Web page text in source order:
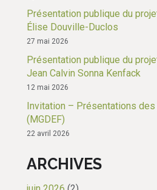
Présentation publique du
Élise Douville-Duclos
27 mai 2026
Présentation publique du
Jean Calvin Sonna Kenfack
12 mai 2026
Invitation – Présentations
(MGDEF)
22 avril 2026
ARCHIVES